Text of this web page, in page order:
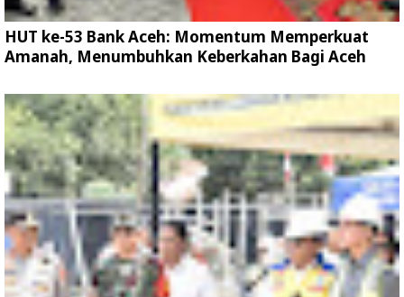
HUT ke-53 Bank Aceh: Momentum Memperkuat
Amanah, Menumbuhkan Keberkahan Bagi Aceh